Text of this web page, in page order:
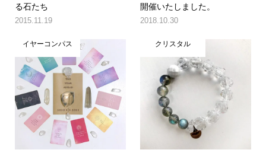
る石たち
2015.11.19
開催いたしました。
2018.10.30
イヤーコンパス クリスタル